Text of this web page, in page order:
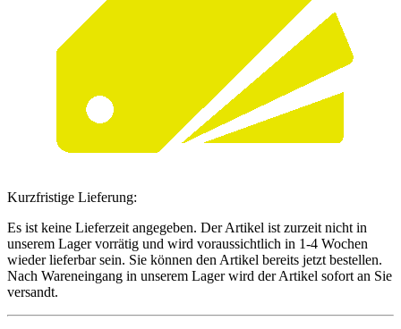
Kurzfristige Lieferung:
Es ist keine Lieferzeit angegeben. Der Artikel ist zurzeit nicht in
unserem Lager vorrätig und wird voraussichtlich in 1-4 Wochen
wieder lieferbar sein. Sie können den Artikel bereits jetzt bestellen.
Nach Wareneingang in unserem Lager wird der Artikel sofort an Sie
versandt.